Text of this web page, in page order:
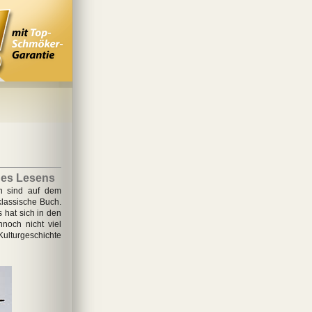
Lesens
sind auf dem
Buch.
hat sich in den
nicht viel